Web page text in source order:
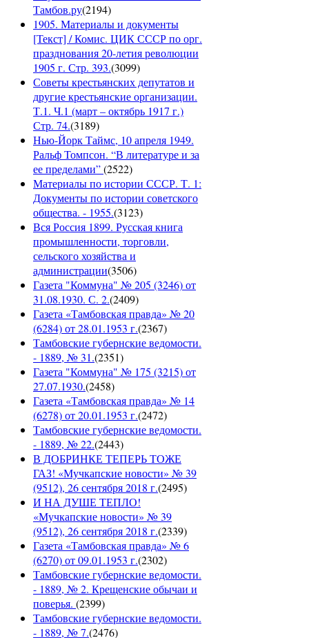
Тамбов.ру(2194)
1905. Материалы и документы
[Текст] / Комис. ЦИК СССР по орг.
празднования 20-летия революции
1905 г. Стр. 393.(3099)
Советы крестьянских депутатов и
другие крестьянские организации.
Т.1. Ч.1 (март – октябрь 1917 г.)
Стр. 74.(3189)
Нью-Йорк Таймс, 10 апреля 1949.
Ральф Томпсон. “В литературе и за
ее пределами”(2522)
Материалы по истории СССР. Т. 1:
Документы по истории советского
общества. - 1955.(3123)
Вся Россия 1899. Русская книга
промышленности, торговли,
сельского хозяйства и
администрации(3506)
Газета "Коммуна" № 205 (3246) от
31.08.1930. С. 2.(2409)
Газета «Тамбовская правда» № 20
(6284) от 28.01.1953 г.(2367)
Тамбовские губернские ведомости.
- 1889, № 31.(2351)
Газета "Коммуна" № 175 (3215) от
27.07.1930.(2458)
Газета «Тамбовская правда» № 14
(6278) от 20.01.1953 г.(2472)
Тамбовские губернские ведомости.
- 1889, № 22.(2443)
В ДОБРИНКЕ ТЕПЕРЬ ТОЖЕ
ГАЗ! «Мучкапские новости» № 39
(9512), 26 сентября 2018 г.(2495)
И НА ДУШЕ ТЕПЛО!
«Мучкапские новости» № 39
(9512), 26 сентября 2018 г.(2339)
Газета «Тамбовская правда» № 6
(6270) от 09.01.1953 г.(2302)
Тамбовские губернские ведомости.
- 1889, № 2. Крещенские обычаи и
поверья. (2399)
Тамбовские губернские ведомости.
- 1889, № 7.(2476)